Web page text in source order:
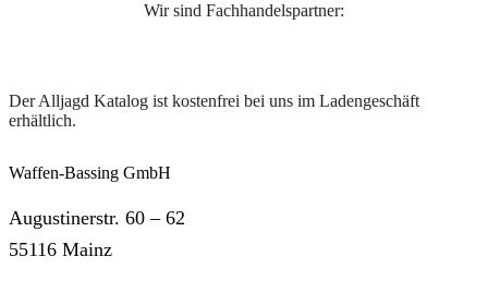
Wir sind Fachhandelspartner:
Der Alljagd Katalog ist kostenfrei bei uns im Ladengeschäft
erhältlich.
Waffen-Bassing GmbH
Augustinerstr. 60 – 62
55116 Mainz